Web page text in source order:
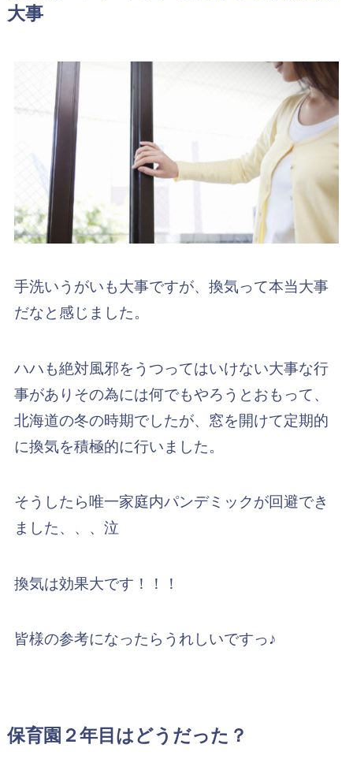
大事
手洗いうがいも大事ですが、換気って本当大事
だなと感じました。
ハハも絶対風邪をうつってはいけない大事な行
事がありその為には何でもやろうとおもって、
北海道の冬の時期でしたが、窓を開けて定期的
に換気を積極的に行いました。
そうしたら唯一家庭内パンデミックが回避でき
ました、、、泣
換気は効果大です！！！
皆様の参考になったらうれしいですっ♪
保育園２年目はどうだった？